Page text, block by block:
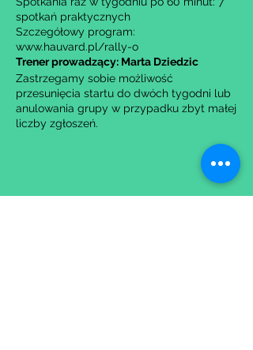
spotkań praktycznych
Szczegółowy program:
www.hauvard.pl/rally-o
Trener prowadzący: Marta Dziedzic
Zastrzegamy sobie możliwość
przesunięcia startu do dwóch tygodni lub
anulowania grupy w przypadku zbyt małej
liczby zgłoszeń.